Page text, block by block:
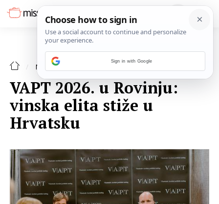
NAJAVE
VAPT 2026. u Rovinju:
vinska elita stiže u
Hrvatsku
Sign in with Google